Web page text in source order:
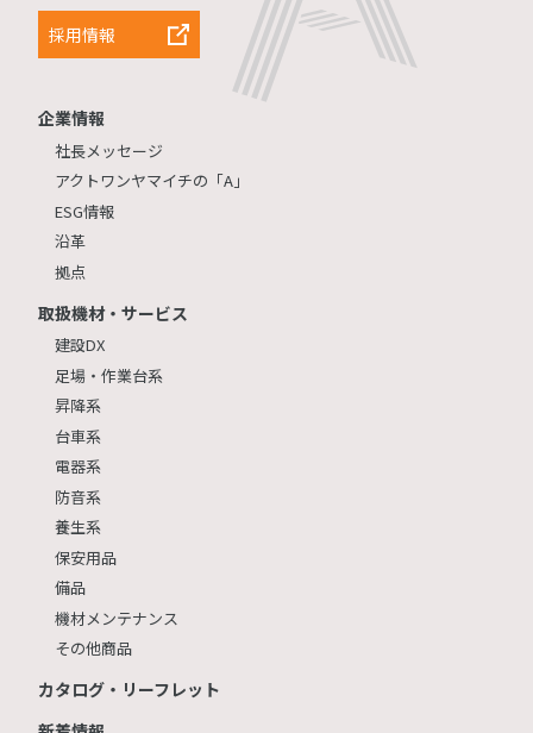
採用情報
企業情報
社長メッセージ
アクトワンヤマイチの「A」
ESG情報
沿革
拠点
取扱機材・サービス
建設DX
足場・作業台系
昇降系
台車系
電器系
防音系
養生系
保安用品
備品
機材メンテナンス
その他商品
カタログ・リーフレット